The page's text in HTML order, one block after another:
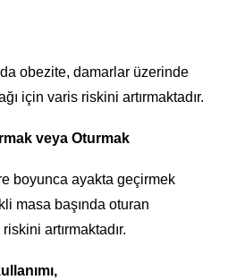
obezite, damarlar üzerinde
için varis riskini artırmaktadır.
veya Oturmak
boyunca ayakta geçirmek
masa başında oturan
artırmaktadır.